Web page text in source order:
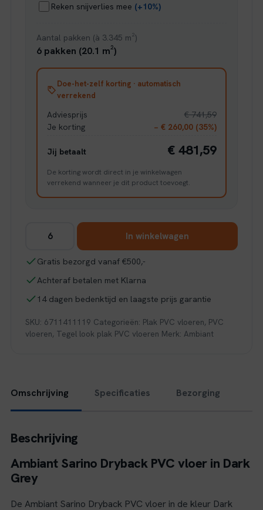
Reken snijverlies mee (+10%)
Aantal pakken (à 3.345 m²)
6 pakken (20.1 m²)
Doe-het-zelf korting · automatisch
verrekend
Adviesprijs
€ 741,59
Je korting
− € 260,00 (35%)
Jij betaalt € 481,59
De korting wordt direct in je winkelwagen
verrekend wanneer je dit product toevoegt.
Sarino
dryback
grey
aantal
In winkelwagen
Gratis bezorgd vanaf €500,-
Achteraf betalen met Klarna
14 dagen bedenktijd en laagste prijs garantie
SKU: 6711411119 Categorieën: Plak PVC vloeren, PVC
vloeren, Tegel look plak PVC vloeren Merk: Ambiant
Omschrijving Specificaties Bezorging
Beschrijving
Ambiant Sarino Dryback PVC vloer in Dark
Grey
De Ambiant Sarino Dryback PVC vloer in de kleur Dark